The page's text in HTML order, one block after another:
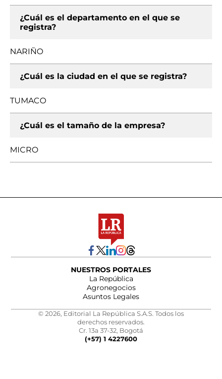
¿Cuál es el departamento en el que se
registra?
NARIÑO
¿Cuál es la ciudad en el que se registra?
TUMACO
¿Cuál es el tamaño de la empresa?
MICRO
NUESTROS PORTALES
La República
Agronegocios
Asuntos Legales
© 2026, Editorial La República S.A.S. Todos los
derechos reservados.
Cr. 13a 37-32, Bogotá
(+57) 1 4227600